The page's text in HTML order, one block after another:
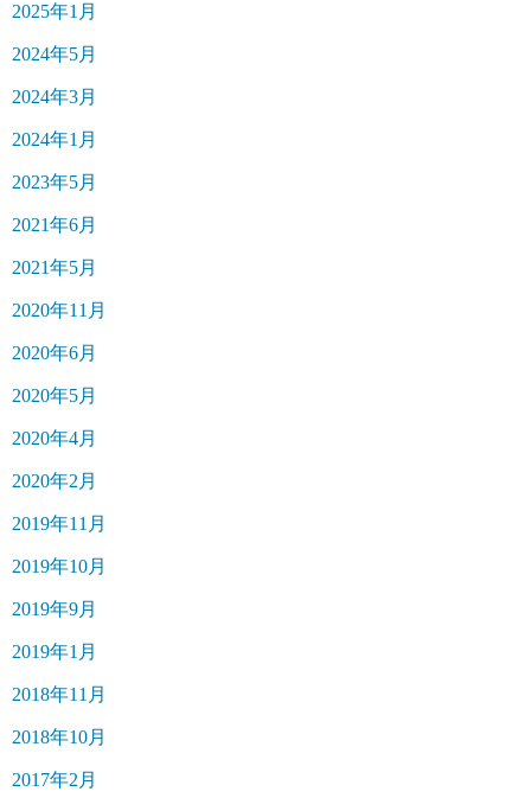
2025年1月
2024年5月
2024年3月
2024年1月
2023年5月
2021年6月
2021年5月
2020年11月
2020年6月
2020年5月
2020年4月
2020年2月
2019年11月
2019年10月
2019年9月
2019年1月
2018年11月
2018年10月
2017年2月